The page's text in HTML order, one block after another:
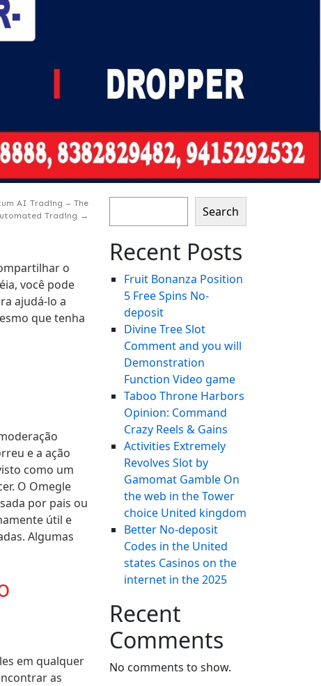
AI Trading – The
Trading →
o
você pode
ajudá-lo a
que tenha
e a ação
como um
O Omegle
por pais ou
útil e
Algumas
em qualquer
as
Search
Recent Posts
Fruit Bonanza Position ️
5 Free Spins No-
deposit
Divine Tree Slot
Comment and you will
Demonstration
Function Video game
Taboo Throne Harbors
Opinion: Command
Crazy Reels & Gains
Activities Extremely
Revolves Slot by
Gamomat Gamble On
the web in the Tower
choice United kingdom
Better No-deposit
Codes in the United
states Casinos on the
internet in the 2025
Recent
Comments
No comments to show.